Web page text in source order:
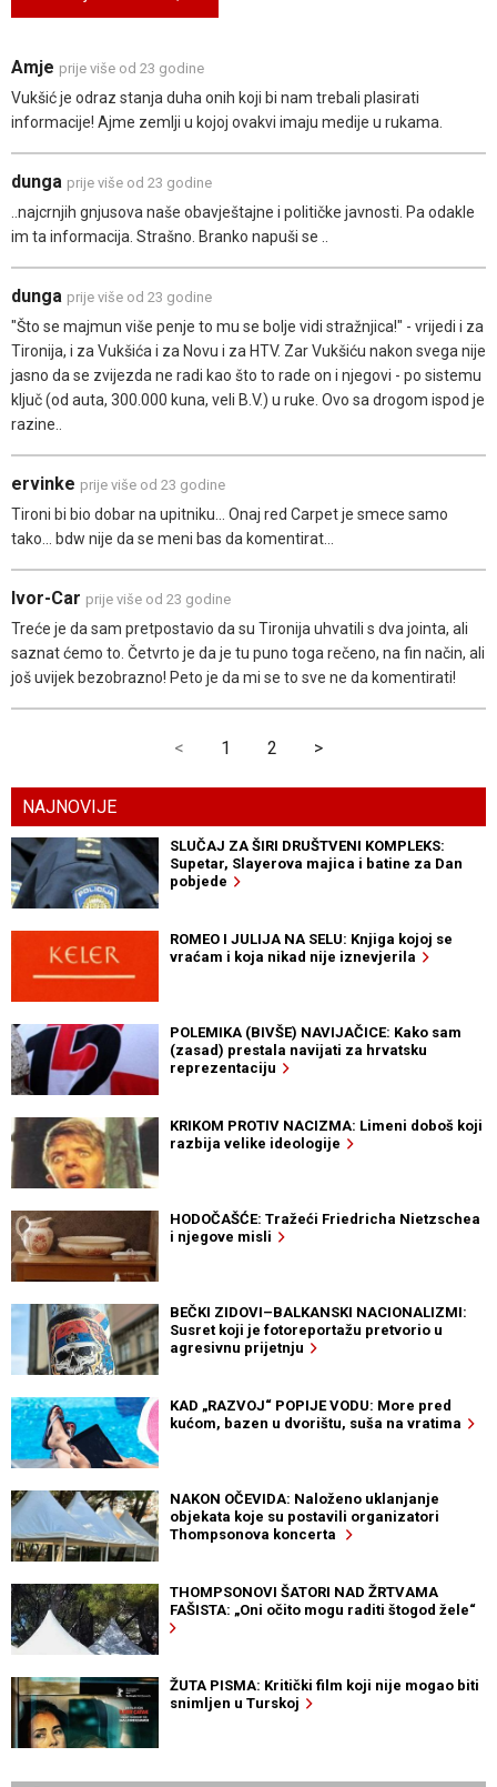
Amje prije više od 23 godine
Vukšić je odraz stanja duha onih koji bi nam trebali plasirati
informacije! Ajme zemlji u kojoj ovakvi imaju medije u rukama.
dunga prije više od 23 godine
..najcrnjih gnjusova naše obavještajne i političke javnosti. Pa odakle
im ta informacija. Strašno. Branko napuši se ..
dunga prije više od 23 godine
"Što se majmun više penje to mu se bolje vidi stražnjica!" - vrijedi i za
Tironija, i za Vukšića i za Novu i za HTV. Zar Vukšiću nakon svega nije
jasno da se zvijezda ne radi kao što to rade on i njegovi - po sistemu
ključ (od auta, 300.000 kuna, veli B.V.) u ruke. Ovo sa drogom ispod je
razine..
ervinke prije više od 23 godine
Tironi bi bio dobar na upitniku... Onaj red Carpet je smece samo
tako... bdw nije da se meni bas da komentirat...
Ivor-Car prije više od 23 godine
Treće je da sam pretpostavio da su Tironija uhvatili s dva jointa, ali
saznat ćemo to. Četvrto je da je tu puno toga rečeno, na fin način, ali
još uvijek bezobrazno! Peto je da mi se to sve ne da komentirati!
< 1 2 >
NAJNOVIJE
SLUČAJ ZA ŠIRI DRUŠTVENI KOMPLEKS:
Supetar, Slayerova majica i batine za Dan
pobjede
ROMEO I JULIJA NA SELU: Knjiga kojoj se
vraćam i koja nikad nije iznevjerila
POLEMIKA (BIVŠE) NAVIJAČICE: Kako sam
(zasad) prestala navijati za hrvatsku
reprezentaciju
KRIKOM PROTIV NACIZMA: Limeni doboš koji
razbija velike ideologije
HODOČAŠĆE: Tražeći Friedricha Nietzschea
i njegove misli
BEČKI ZIDOVI–BALKANSKI NACIONALIZMI:
Susret koji je fotoreportažu pretvorio u
agresivnu prijetnju
KAD „RAZVOJ“ POPIJE VODU: More pred
kućom, bazen u dvorištu, suša na vratima
NAKON OČEVIDA: Naloženo uklanjanje
objekata koje su postavili organizatori
Thompsonova koncerta
THOMPSONOVI ŠATORI NAD ŽRTVAMA
FAŠISTA: „Oni očito mogu raditi štogod žele“
ŽUTA PISMA: Kritički film koji nije mogao biti
snimljen u Turskoj